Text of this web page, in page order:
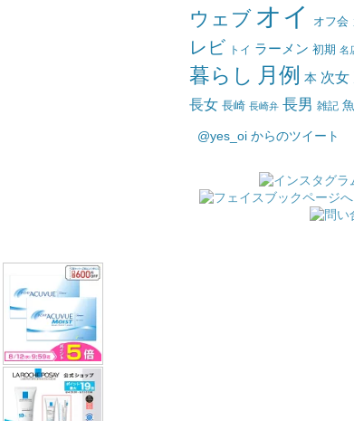
ウェブ オイ オフ会
レビ トイ ラーメン 初期 名
暮らし 月例 本 次女
長女 長崎 長崎弁 長男 雑記 魚
@yes_oi からのツイート